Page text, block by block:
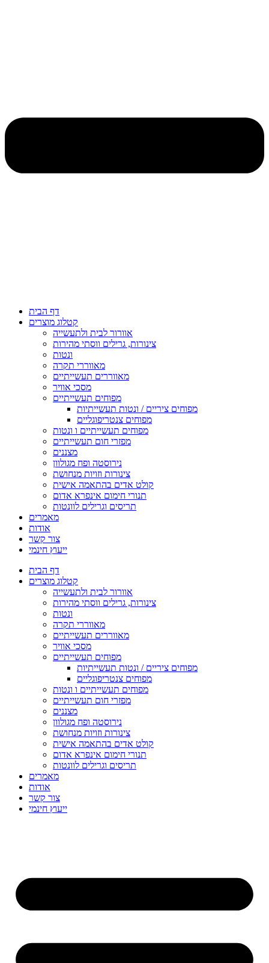
דף הבית
קטלוג מוצרים
אוורור לבית ולתעשייה
צינורות, גרילים ווסתי מהירות
ונטות
מאווררי תקרה
מאווררים תעשייתיים
מסכי אוויר
מפוחים תעשייתיים
מפוחים ציריים / ונטות תעשייתיות
מפוחים צנטריפוגליים
מפוחים תעשייתיים ו ונטות
מפזרי חום תעשייתיים
מצננים
נירוסטה ופח מגולוון
צינורות וזויות מנחושת
קולט אדים בהתאמה אישית
תנורי חימום אינפרא אדום
תריסים וגרילים לוונטות
מאמרים
אודות
צור קשר
ייעוץ חינמי
דף הבית
קטלוג מוצרים
אוורור לבית ולתעשייה
צינורות, גרילים ווסתי מהירות
ונטות
מאווררי תקרה
מאווררים תעשייתיים
מסכי אוויר
מפוחים תעשייתיים
מפוחים ציריים / ונטות תעשייתיות
מפוחים צנטריפוגליים
מפוחים תעשייתיים ו ונטות
מפזרי חום תעשייתיים
מצננים
נירוסטה ופח מגולוון
צינורות וזויות מנחושת
קולט אדים בהתאמה אישית
תנורי חימום אינפרא אדום
תריסים וגרילים לוונטות
מאמרים
אודות
צור קשר
ייעוץ חינמי